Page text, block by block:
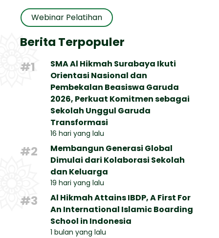
Webinar Pelatihan
Berita Terpopuler
#1
SMA Al Hikmah Surabaya Ikuti
Orientasi Nasional dan
Pembekalan Beasiswa Garuda
2026, Perkuat Komitmen sebagai
Sekolah Unggul Garuda
Transformasi
16 hari yang lalu
#2
Membangun Generasi Global
Dimulai dari Kolaborasi Sekolah
dan Keluarga
19 hari yang lalu
#3
Al Hikmah Attains IBDP, A First For
An International Islamic Boarding
School in Indonesia
1 bulan yang lalu